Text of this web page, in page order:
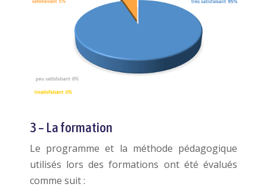
3 – La formation
Le programme et la méthode pédagogique
utilisés lors des formations ont été évalués
comme suit :